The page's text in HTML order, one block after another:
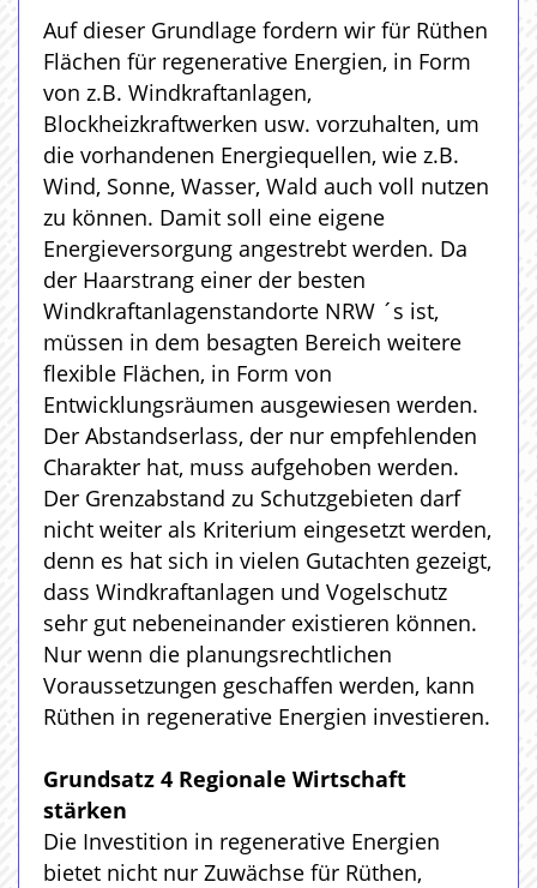
Auf dieser Grundlage fordern wir für Rüthen
Flächen für regenerative Energien, in Form
von z.B. Windkraftanlagen,
Blockheizkraftwerken usw. vorzuhalten, um
die vorhandenen Energiequellen, wie z.B.
Wind, Sonne, Wasser, Wald auch voll nutzen
zu können. Damit soll eine eigene
Energieversorgung angestrebt werden. Da
der Haarstrang einer der besten
Windkraftanlagenstandorte NRW ´s ist,
müssen in dem besagten Bereich weitere
flexible Flächen, in Form von
Entwicklungsräumen ausgewiesen werden.
Der Abstandserlass, der nur empfehlenden
Charakter hat, muss aufgehoben werden.
Der Grenzabstand zu Schutzgebieten darf
nicht weiter als Kriterium eingesetzt werden,
denn es hat sich in vielen Gutachten gezeigt,
dass Windkraftanlagen und Vogelschutz
sehr gut nebeneinander existieren können.
Nur wenn die planungsrechtlichen
Voraussetzungen geschaffen werden, kann
Rüthen in regenerative Energien investieren.
Grundsatz 4 Regionale Wirtschaft
stärken
Die Investition in regenerative Energien
bietet nicht nur Zuwächse für Rüthen,